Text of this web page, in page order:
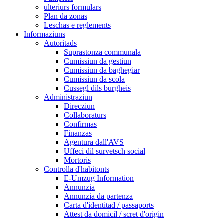
ulteriurs formulars
Plan da zonas
Leschas e reglements
Informaziuns
Autoritads
Suprastonza communala
Cumissiun da gestiun
Cumissiun da baghegiar
Cumissiun da scola
Cussegl dils burgheis
Administraziun
Direcziun
Collaboraturs
Confirmas
Finanzas
Agentura dall'AVS
Uffeci dil survetsch social
Mortoris
Controlla d'habitonts
E-Umzug Information
Annunzia
Annunzia da partenza
Carta d'identitad / passaports
Attest da domicil / scret d'origin